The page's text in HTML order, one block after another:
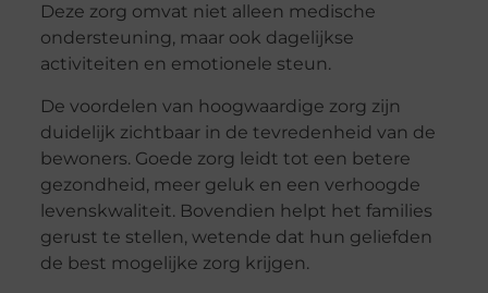
Deze zorg omvat niet alleen medische
ondersteuning, maar ook dagelijkse
activiteiten en emotionele steun.
De voordelen van hoogwaardige zorg zijn
duidelijk zichtbaar in de tevredenheid van de
bewoners. Goede zorg leidt tot een betere
gezondheid, meer geluk en een verhoogde
levenskwaliteit. Bovendien helpt het families
gerust te stellen, wetende dat hun geliefden
de best mogelijke zorg krijgen.